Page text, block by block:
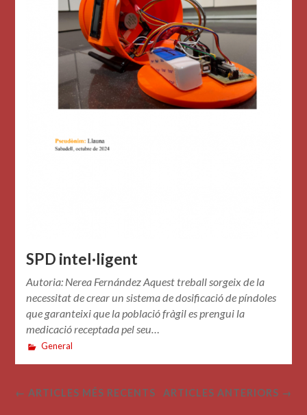
SPD intel·ligent
Autoria: Nerea Fernández Aquest treball sorgeix de la
necessitat de crear un sistema de dosificació de píndoles
que garanteixi que la població fràgil es prengui la
medicació receptada pel seu…
General
ARTICLES ANTERIORS →
← ARTICLES MÉS RECENTS